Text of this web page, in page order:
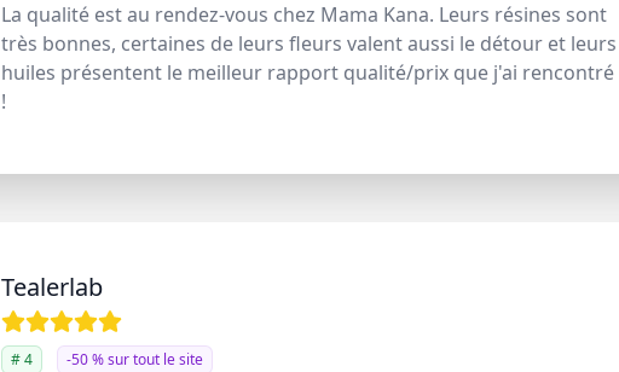
La qualité est au rendez-vous chez Mama Kana. Leurs résines sont
très bonnes, certaines de leurs fleurs valent aussi le détour et leurs
huiles présentent le meilleur rapport qualité/prix que j'ai rencontré
!
Tealerlab
# 4 -50 % sur tout le site